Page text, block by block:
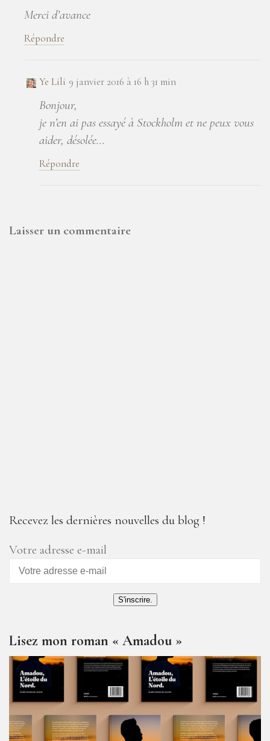
Merci d’avance
Répondre
Ye Lili 9 janvier 2016 à 16 h 31 min
Bonjour,
je n’en ai pas essayé à Stockholm et ne peux vous
aider, désolée…
Répondre
Laisser un commentaire
Recevez les dernières nouvelles du blog !
Votre adresse e-mail
S'inscrire.
Lisez mon roman « Amadou »